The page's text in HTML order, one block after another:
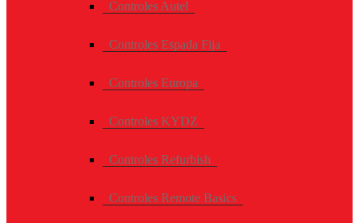
Controles Autel
Controles Espada Fija
Controles Europa
Controles KYDZ
Controles Refurbish
Controles Remote Basics